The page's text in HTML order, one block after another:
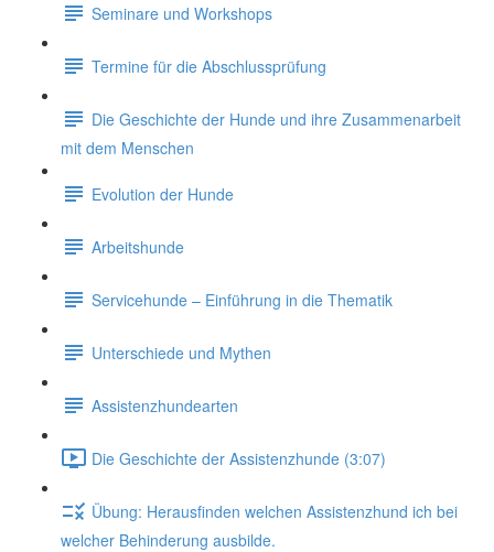
Seminare und Workshops
Termine für die Abschlussprüfung
Die Geschichte der Hunde und ihre Zusammenarbeit
mit dem Menschen
Evolution der Hunde
Arbeitshunde
Servicehunde – Einführung in die Thematik
Unterschiede und Mythen
Assistenzhundearten
Die Geschichte der Assistenzhunde (3:07)
Übung: Herausfinden welchen Assistenzhund ich bei
welcher Behinderung ausbilde.